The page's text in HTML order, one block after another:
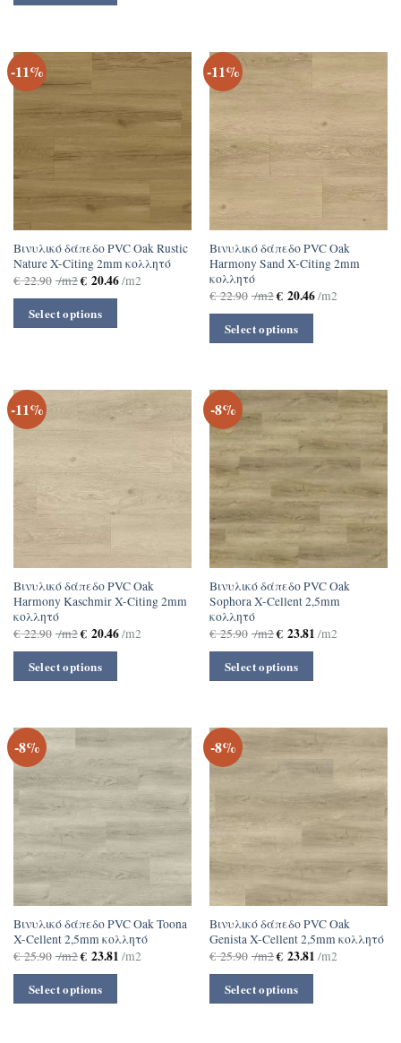
-11%
Βινυλικό δάπεδο PVC Oak Rustic
Nature X-Citing 2mm κολλητό
€22.90 /m2€20.46/m2
Select options
-11%
Βινυλικό δάπεδο PVC Oak
Harmony Sand X-Citing 2mm
κολλητό
€22.90 /m2€20.46/m2
Select options
-11%
Βινυλικό δάπεδο PVC Oak
Harmony Kaschmir X-Citing 2mm
κολλητό
€22.90 /m2€20.46/m2
Select options
-8%
Βινυλικό δάπεδο PVC Oak
Sophora X-Cellent 2,5mm
κολλητό
€25.90 /m2€23.81 /m2
Select options
-8%
Βινυλικό δάπεδο PVC Oak Toona
X-Cellent 2,5mm κολλητό
€25.90 /m2€23.81 /m2
Select options
-8%
Βινυλικό δάπεδο PVC Oak
Genista X-Cellent 2,5mm κολλητό
€25.90 /m2€23.81 /m2
Select options